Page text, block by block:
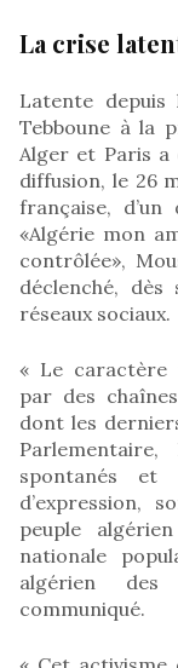
La crise
Latente depuis
Tebboune à la
Alger et Paris
diffusion, le 26
française,
«Algérie mon
contrôlée»,
déclenché,
réseaux sociaux.
« Le caractère
par des
dont les
spontanés
d’expression,
peuple
nationale
algérien
communiqué.